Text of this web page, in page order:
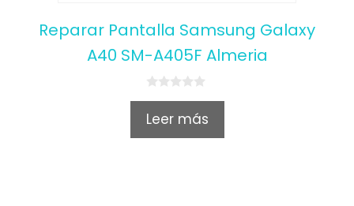
Reparar Pantalla Samsung Galaxy
A40 SM-A405F Almeria
0
u
Leer más